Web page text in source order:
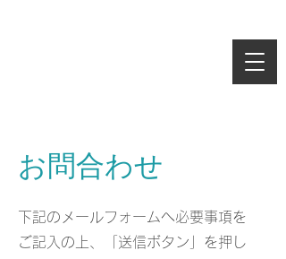
お問合わせ
​下記のメールフォームへ必要事項を
ご記入の上、「送信ボタン」を押し